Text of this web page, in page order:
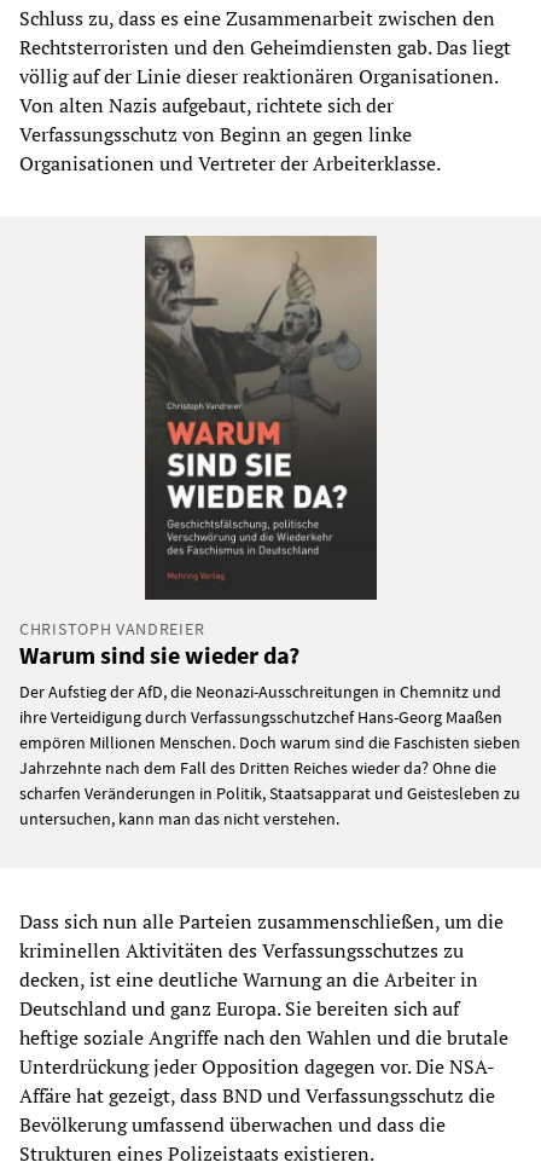
Schluss zu, dass es eine Zusammenarbeit zwischen den
Rechtsterroristen und den Geheimdiensten gab. Das liegt
völlig auf der Linie dieser reaktionären Organisationen.
Von alten Nazis aufgebaut, richtete sich der
Verfassungsschutz von Beginn an gegen linke
Organisationen und Vertreter der Arbeiterklasse.
CHRISTOPH VANDREIER
Warum sind sie wieder da?
Der Aufstieg der AfD, die Neonazi-Ausschreitungen in Chemnitz und
ihre Verteidigung durch Verfassungsschutzchef Hans-Georg Maaßen
empören Millionen Menschen. Doch warum sind die Faschisten sieben
Jahrzehnte nach dem Fall des Dritten Reiches wieder da? Ohne die
scharfen Veränderungen in Politik, Staatsapparat und Geistesleben zu
untersuchen, kann man das nicht verstehen.
Dass sich nun alle Parteien zusammenschließen, um die
kriminellen Aktivitäten des Verfassungsschutzes zu
decken, ist eine deutliche Warnung an die Arbeiter in
Deutschland und ganz Europa. Sie bereiten sich auf
heftige soziale Angriffe nach den Wahlen und die brutale
Unterdrückung jeder Opposition dagegen vor. Die NSA-
Affäre hat gezeigt, dass BND und Verfassungsschutz die
Bevölkerung umfassend überwachen und dass die
Strukturen eines Polizeistaats existieren.